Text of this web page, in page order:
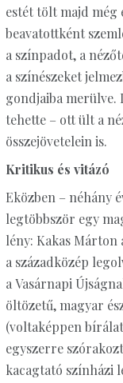
estét tölt majd még
beavatottként
a színpadot, a
a színészeket
gondjaiba merülve.
tehette – ott ült a
összejövetelein is.
Kritikus és vitázó
Eközben – néhány
legtöbbször egy
lény: Kakas
a századközép
a Vasárnapi
öltözetű, magyar
(voltaképpen
egyszerre
kacagtató színházi